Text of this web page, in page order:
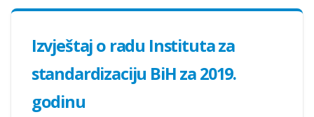
Izvještaj o radu Instituta za
standardizaciju BiH za 2019.
godinu